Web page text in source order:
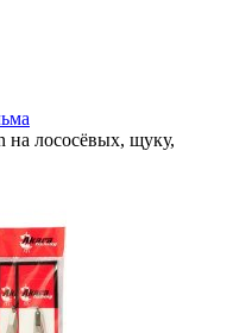
на лососёвых, щуку,